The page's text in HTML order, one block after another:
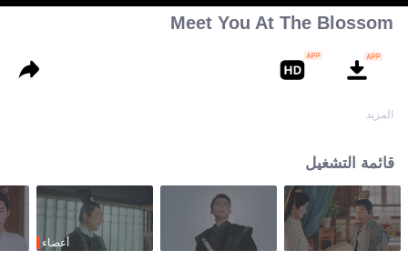
Meet You At The Blossom
1المزيد
قائمة التشغيل
أعضاء